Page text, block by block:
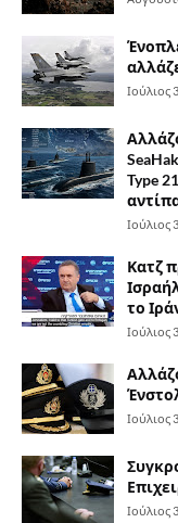
Ιούλιος
Type
Ιούλιος
Κατζ
το
Ιούλιος
Ιούλιος
Ιούλιος